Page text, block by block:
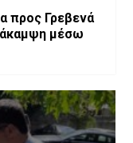
προς Γρεβενά
μέσω